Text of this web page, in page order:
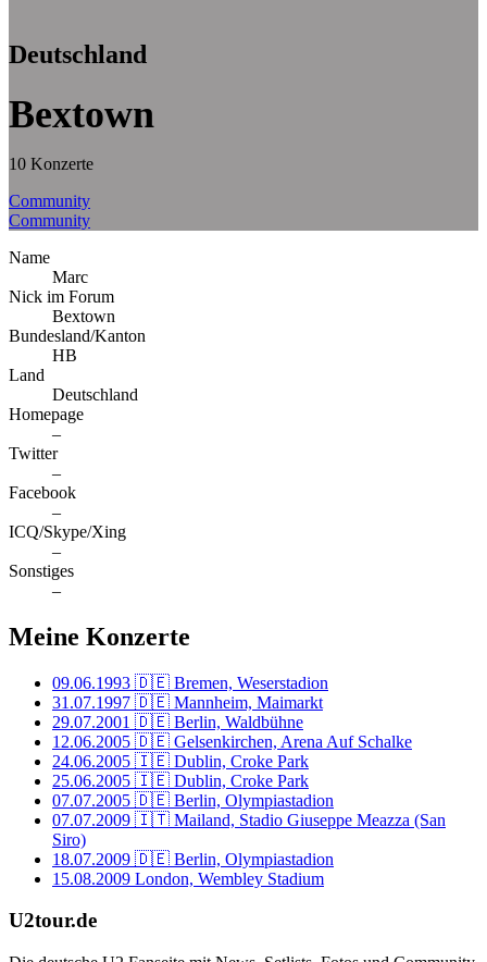
Deutschland
Bextown
10 Konzerte
Community
Community
Name
Marc
Nick im Forum
Bextown
Bundesland/Kanton
HB
Land
Deutschland
Homepage
–
Twitter
–
Facebook
–
ICQ/Skype/Xing
–
Sonstiges
–
Meine Konzerte
09.06.1993 🇩🇪 Bremen, Weserstadion
31.07.1997 🇩🇪 Mannheim, Maimarkt
29.07.2001 🇩🇪 Berlin, Waldbühne
12.06.2005 🇩🇪 Gelsenkirchen, Arena Auf Schalke
24.06.2005 🇮🇪 Dublin, Croke Park
25.06.2005 🇮🇪 Dublin, Croke Park
07.07.2005 🇩🇪 Berlin, Olympiastadion
07.07.2009 🇮🇹 Mailand, Stadio Giuseppe Meazza (San
Siro)
18.07.2009 🇩🇪 Berlin, Olympiastadion
15.08.2009 London, Wembley Stadium
U2tour.de